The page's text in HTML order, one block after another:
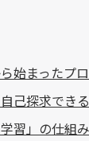
始まったプ
己探求でき
習」の仕組